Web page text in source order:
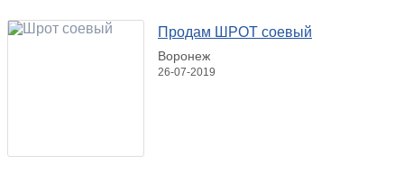
Продам ШРОТ соевый
Воронеж
26-07-2019